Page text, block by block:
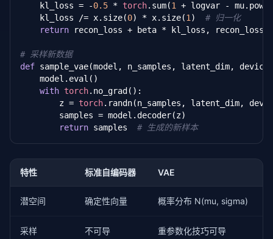
        z =
self.reparameterize(mu, logvar)
return self.decoder(z), mu, logvar
    kl_loss = -
0.5 * torch.sum(1 + logvar - mu.pow(
    kl_loss /= x.size(
0) * x.size(1 ) # 归一化
return recon_loss + beta * kl_loss, recon_loss,
# 采样新数据
def sample_vae(model, n_samples, latent_dim,
    model.eval()
with torch.no_grad():
        z =
torch.randn(n_samples, latent_dim,
        samples = model.decoder(z)
return samples # 生成的新样本
特性 标准自编码器 VAE
潜空间 确定性向量 概率分布 N(mu, sigma)
采样 不可导 重参数化技巧可导